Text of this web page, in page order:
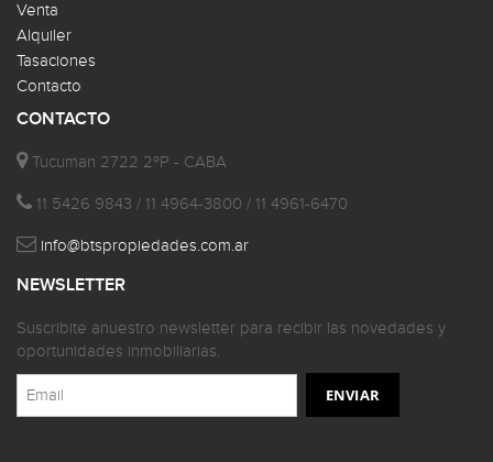
Venta
Alquiler
Tasaciones
Contacto
CONTACTO
Tucuman 2722 2ºP - CABA
11 5426 9843 / 11 4964-3800 / 11 4961-6470
info@btspropiedades.com.ar
NEWSLETTER
Suscribite anuestro newsletter para recibir las novedades y
oportunidades inmobiliarias.